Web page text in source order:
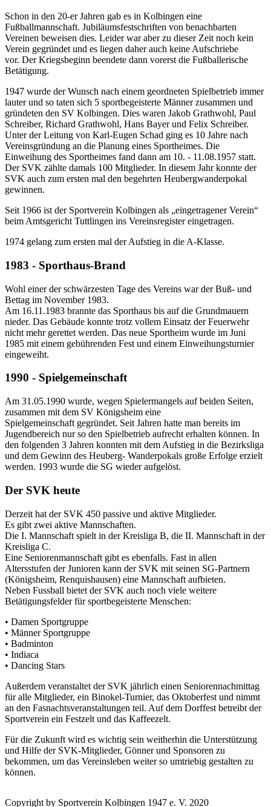
Schon in den 20-er Jahren gab es in Kolbingen eine
Fußballmannschaft. Jubiläumsfestschriften von benachbarten
Vereinen beweisen dies. Leider war aber zu dieser Zeit noch kein
Verein gegründet und es liegen daher auch keine Aufschriebe
vor. Der Kriegsbeginn beendete dann vorerst die Fußballerische
Betätigung.
1947 wurde der Wunsch nach einem geordneten Spielbetrieb immer
lauter und so taten sich 5 sportbegeisterte Männer zusammen und
gründeten den SV Kolbingen. Dies waren Jakob Grathwohl, Paul
Schreiber, Richard Grathwohl, Hans Bayer und Felix Schreiber.
Unter der Leitung von Karl-Eugen Schad ging es 10 Jahre nach
Vereinsgründung an die Planung eines Sportheimes. Die
Einweihung des Sportheimes fand dann am 10. - 11.08.1957 statt.
Der SVK zählte damals 100 Mitglieder. In diesem Jahr konnte der
SVK auch zum ersten mal den begehrten Heubergwanderpokal
gewinnen.
Seit 1966 ist der Sportverein Kolbingen als „eingetragener Verein“
beim Amtsgericht Tuttlingen ins Vereinsregister eingetragen.
1974 gelang zum ersten mal der Aufstieg in die A-Klasse.
1983 - Sporthaus-Brand
Wohl einer der schwärzesten Tage des Vereins war der Buß- und
Bettag im November 1983.
Am 16.11.1983 brannte das Sporthaus bis auf die Grundmauern
nieder. Das Gebäude konnte trotz vollem Einsatz der Feuerwehr
nicht mehr gerettet werden. Das neue Sportheim wurde im Juni
1985 mit einem gebührenden Fest und einem Einweihungsturnier
eingeweiht.
1990 - Spielgemeinschaft
Am 31.05.1990 wurde, wegen Spielermangels auf beiden Seiten,
zusammen mit dem SV Königsheim eine
Spielgemeinschaft gegründet. Seit Jahren hatte man bereits im
Jugendbereich nur so den Spielbetrieb aufrecht erhalten können. In
den folgenden 3 Jahren konnten mit dem Aufstieg in die Bezirksliga
und dem Gewinn des Heuberg- Wanderpokals große Erfolge erzielt
werden. 1993 wurde die SG wieder aufgelöst.
Der SVK heute
Derzeit hat der SVK 450 passive und aktive Mitglieder.
Es gibt zwei aktive Mannschaften.
Die I. Mannschaft spielt in der Kreisliga B, die II. Mannschaft in der
Kreisliga C.
Eine Seniorenmannschaft gibt es ebenfalls. Fast in allen
Altersstufen der Junioren kann der SVK mit seinen SG-Partnern
(Königsheim, Renquishausen) eine Mannschaft aufbieten.
Neben Fussball bietet der SVK auch noch viele weitere
Betätigungsfelder für sportbegeisterte Menschen:
• Damen Sportgruppe
• Männer Sportgruppe
• Badminton
• Indiaca
• Dancing Stars
Außerdem veranstaltet der SVK jährlich einen Seniorennachmittag
für alle Mitglieder, ein Binokel-Turnier, das Oktoberfest und nimmt
an den Fasnachtsveranstaltungen teil. Auf dem Dorffest betreibt der
Sportverein ein Festzelt und das Kaffeezelt.
Für die Zukunft wird es wichtig sein weitherhin die Unterstützung
und Hilfe der SVK-Mitglieder, Gönner und Sponsoren zu
bekommen, um das Vereinsleben weiter so umtriebig gestalten zu
können.
Copyright by Sportverein Kolbingen 1947 e. V. 2020